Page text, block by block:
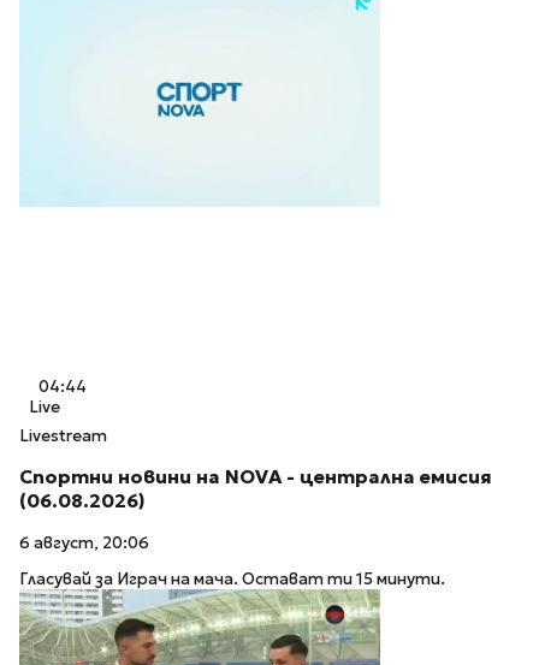
04:44
Live
Livestream
Спортни новини на NOVA - централна емисия
(06.08.2026)
6 август, 20:06
Гласувай за Играч на мача. Остават ти 15 минути.